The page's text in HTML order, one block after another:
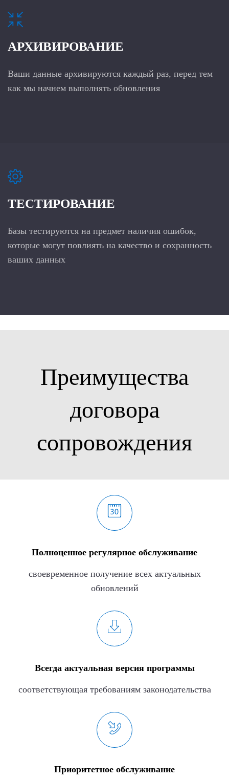
АРХИВИРОВАНИЕ
Ваши данные архивируются каждый раз, перед тем
как мы начнем выполнять обновления
ТЕСТИРОВАНИЕ
Базы тестируются на предмет наличия ошибок,
которые могут повлиять на качество и сохранность
ваших данных
Преимущества
договора
сопровождения
Полноценное регулярное обслуживание
своевременное получение всех актуальных
обновлений
Всегда актуальная версия программы
соответствующая требованиям законодательства
Приоритетное обслуживание